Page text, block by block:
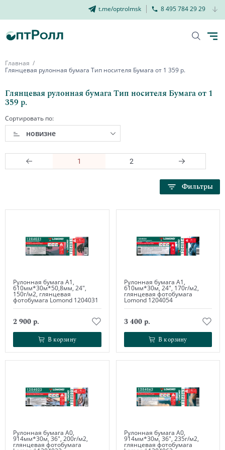
t.me/optrolmsk 8 495 784 29 29
Главная
Глянцевая рулонная бумага Тип носителя Бумага от 1 359 р.
Глянцевая рулонная бумага Тип носителя Бумага от 1
359 р.
Сортировать по:
новизне
1 2
Фильтры
Рулонная бумага А1,
610мм*30м*50,8мм, 24",
150г/м2, глянцевая
фотобумага Lomond 1204031
2 900 р.
В корзину
В корзину
Рулонная бумага А1,
610мм*30м, 24", 170г/м2,
глянцевая фотобумага
Lomond 1204054
3 400 р.
В корзину
В корзину
Рулонная бумага А0,
914мм*30м, 36", 200г/м2,
глянцевая фотобумага
Рулонная бумага А0,
914мм*30м, 36", 235г/м2,
глянцевая фотобумага